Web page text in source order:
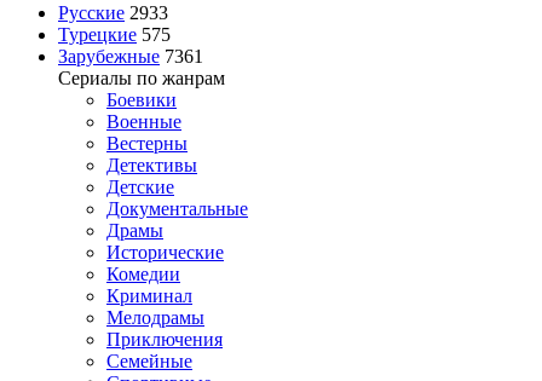
Русские 2933
Турецкие 575
Зарубежные 7361
Сериалы по жанрам
Боевики
Военные
Вестерны
Детективы
Детские
Документальные
Драмы
Исторические
Комедии
Криминал
Мелодрамы
Приключения
Семейные